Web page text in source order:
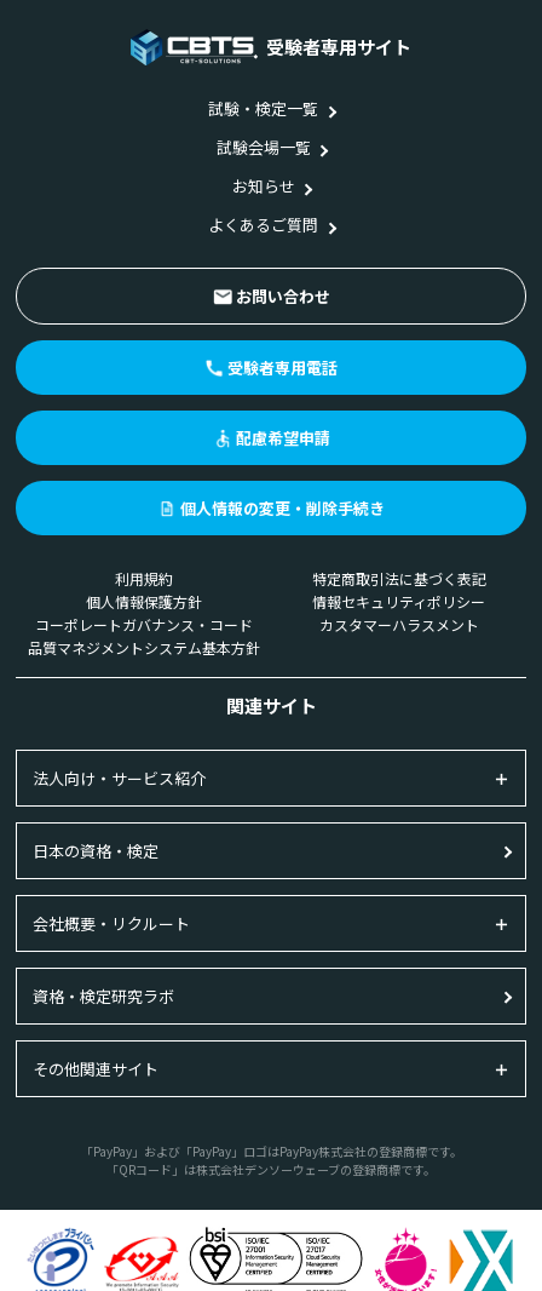
受験者専用サイト
試験・検定一覧
試験会場一覧
お知らせ
よくあるご質問
お問い合わせ
受験者専用電話
配慮希望申請
個人情報の変更・削除手続き
利用規約
特定商取引法に基づく表記
個人情報保護方針
情報セキュリティポリシー
コーポレートガバナンス・コード
カスタマーハラスメント
品質マネジメントシステム基本方針
関連サイト
法人向け・サービス紹介
日本の資格・検定
会社概要・リクルート
資格・検定研究ラボ
その他関連サイト
「PayPay」および「PayPay」ロゴはPayPay株式会社の登録商標です。
「QRコード」は株式会社デンソーウェーブの登録商標です。